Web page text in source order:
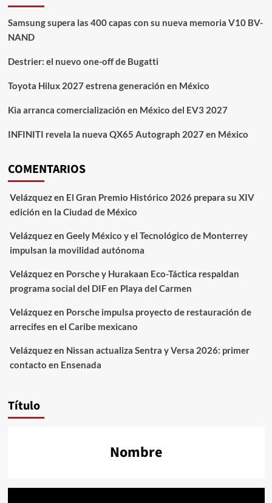
Samsung supera las 400 capas con su nueva memoria V10 BV-
NAND
Destrier: el nuevo one-off de Bugatti
Toyota Hilux 2027 estrena generación en México
Kia arranca comercialización en México del EV3 2027
INFINITI revela la nueva QX65 Autograph 2027 en México
COMENTARIOS
Velázquezen El Gran Premio Histórico 2026 prepara su XIV
edición en la Ciudad de México
Velázquezen Geely México y el Tecnológico de Monterrey
impulsan la movilidad autónoma
Velázquezen Porsche y Hurakaan Eco-Táctica respaldan
programa social del DIF en Playa del Carmen
Velázquezen Porsche impulsa proyecto de restauración de
arrecifes en el Caribe mexicano
Velázquezen Nissan actualiza Sentra y Versa 2026: primer
contacto en Ensenada
Título
Nombre